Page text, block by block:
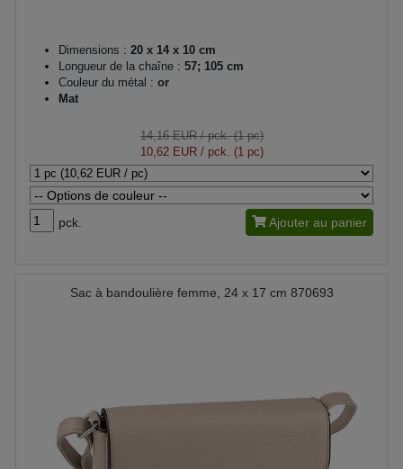
Dimensions : 20 x 14 x 10 cm
Longueur de la chaîne : 57; 105 cm
Couleur du métal : or
Mat
14,16 EUR/ pck. (1 pc)
10,62 EUR/ pck. (1 pc)
pck. Ajouter au panier
Sac à bandoulière femme, 24 x 17 cm 870693